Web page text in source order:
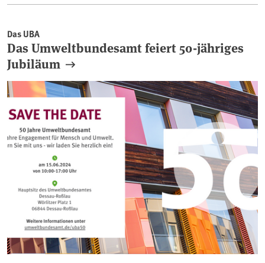
Das UBA
Das Umweltbundesamt feiert 50-jähriges
Jubiläum